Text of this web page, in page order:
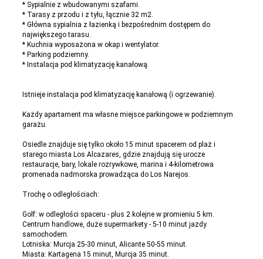
* Sypialnie z wbudowanymi szafami.
* Tarasy z przodu i z tyłu, łącznie 32 m2.
* Główna sypialnia z łazienką i bezpośrednim dostępem do
największego tarasu.
* Kuchnia wyposażona w okap i wentylator.
* Parking podziemny.
* Instalacja pod klimatyzację kanałową.
Istnieje instalacja pod klimatyzację kanałową (i ogrzewanie).
Każdy apartament ma własne miejsce parkingowe w podziemnym
garażu.
Osiedle znajduje się tylko około 15 minut spacerem od plaż i
starego miasta Los Alcazares, gdzie znajdują się urocze
restauracje, bary, lokale rozrywkowe, marina i 4-kilometrowa
promenada nadmorska prowadząca do Los Narejos.
Trochę o odległościach:
Golf: w odległości spaceru - plus 2 kolejne w promieniu 5 km.
Centrum handlowe, duże supermarkety - 5-10 minut jazdy
samochodem.
Lotniska: Murcja 25-30 minut, Alicante 50-55 minut.
Miasta: Kartagena 15 minut, Murcja 35 minut.